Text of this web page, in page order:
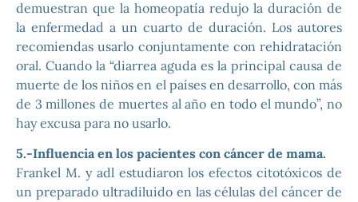
demuestran que la homeopatía redujo la duración de
la enfermedad a un cuarto de duración. Los autores
recomiendas usarlo conjuntamente con rehidratación
oral. Cuando la “diarrea aguda es la principal causa de
muerte de los niños en el países en desarrollo, con más
de 3 millones de muertes al año en todo el mundo”, no
hay excusa para no usarlo.
5.-Influencia en los pacientes con cáncer de mama.
Frankel M. y adl estudiaron los efectos citotóxicos de
un preparado ultradiluido en las células del cáncer de